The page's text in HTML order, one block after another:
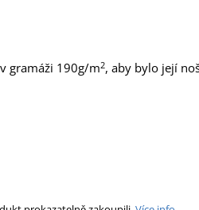
gramáži 190g/m2, aby bylo její